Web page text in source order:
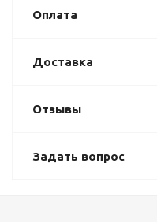
Оплата
Доставка
Отзывы
Задать вопрос